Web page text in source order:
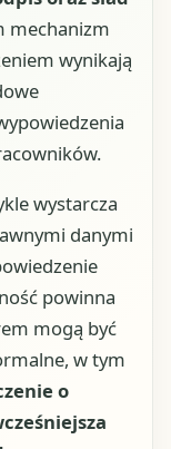
mechanizm
wynikają
wystarcza
danymi
powinna
mogą być
w tym
o